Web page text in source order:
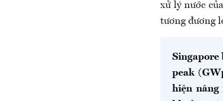
xử lý nước
tương đương
Singapore
peak
hiện nâng